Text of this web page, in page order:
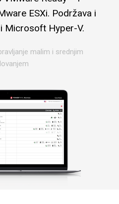
ESXi. Podržava i
Microsoft Hyper-V.
malim i srednjim